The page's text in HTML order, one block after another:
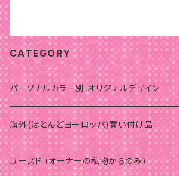
CATEGORY
パーソナルカラー別 オリジナルデザイン
サマー
ウェーブ
ウインター
海外(ほとんどヨーロッパ)買い付け品
サマー
ユーズド (オーナーの私物からのみ)